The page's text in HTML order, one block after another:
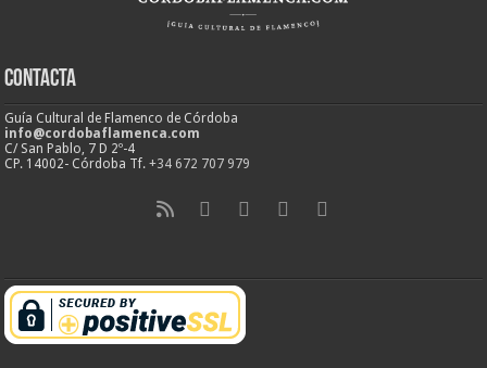
Contacta
Guía Cultural de Flamenco de Córdoba
info@cordobaflamenca.com
C/ San Pablo, 7 D 2º-4
CP. 14002- Córdoba Tf.+34 672 707 979